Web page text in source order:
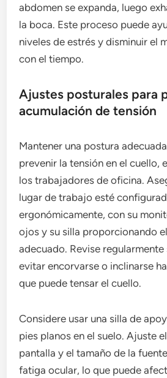
abdomen se expanda, luego
la boca. Este proceso puede
niveles de estrés y disminuir el
con el tiempo.
Ajustes posturales para
acumulación de tensión
Mantener una postura
prevenir la tensión en el cuello,
los trabajadores de oficina.
lugar de trabajo esté
ergonómicamente, con su
ojos y su silla proporcionando
adecuado. Revise
evitar encorvarse o inclinarse
que puede tensar el cuello.
Considere usar una silla de
pies planos en el suelo. Ajuste
pantalla y el tamaño de la
fatiga ocular, lo que puede